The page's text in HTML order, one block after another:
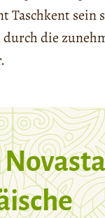
sein
durch die